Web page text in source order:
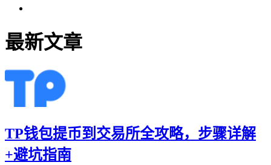
最新文章
TP钱包提币到交易所全攻略，步骤详解
+避坑指南